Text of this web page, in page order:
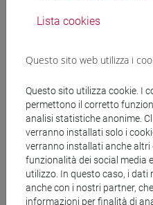
Cerca nel sito
Ricerca persone
Ricerca insegnamenti
Lista cookies
Questo sito web utilizza i
Questo sito utilizza cookie. I
permettono il corretto
analisi statistiche anonime.
verranno installati solo i
verranno installati anche altri
funzionalità dei social media
utilizzo. In questo caso, i
anche con i nostri partner,
informazioni per finalità di